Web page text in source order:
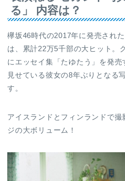
る」 内容は？
欅坂46時代の2017年に発売され
は、累計22万5千部の大ヒット。
にエッセイ集「たゆたう」を発
見せている彼女の8年ぶりとなる
す。
アイスランドとフィンランドで
ジの大ボリューム！